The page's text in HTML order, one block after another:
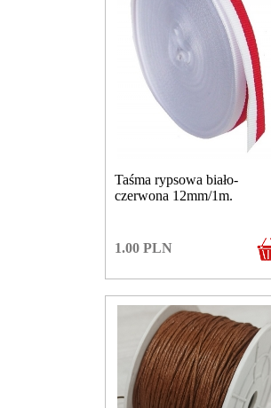
Taśma rypsowa biało-
czerwona 12mm/1m.
1.00 PLN